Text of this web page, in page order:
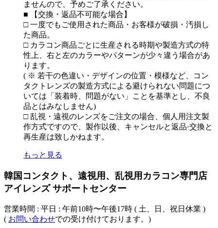
ませんので、予めご了承ください。
■ 【交換・返品不可能な場合】
□ 一度でもご使用された商品・お客様が破損・汚損し
た商品。
□ カラコン商品ごとに生産される時期や製造方式の特
性上、右と左のカラーやパターンが少々違う場合があ
ります。
( ※ 若干の色違い・デザインの位置・模様など、コン
タクトレンズの製造方式による避けられない問題につ
いては「装着時、問題がない」ことを基準とし、不良
品とはみなしません)
□ 乱視・遠視のレンズをご注文の場合、個人用注文製
作方式ですので、製作以後、キャンセルと返品·交換と
再生産は致しかねます。
もっと見る
韓国コンタクト、遠視用、乱視用カラコン専門店
アイレンズ サポートセンター
営業時間 : 平日 : 午前10時〜午後17時 ( 土、日、祝日休業 )
( お問い合わせでの受け付けております。)